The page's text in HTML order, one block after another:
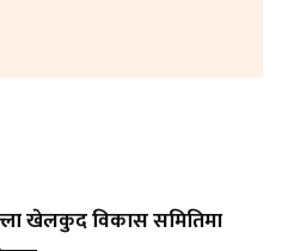
खेलकुद विकास समितिमा